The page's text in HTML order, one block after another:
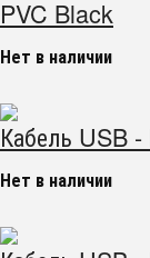
PVC Black
Нет в наличии
Кабель USB
Нет в наличии